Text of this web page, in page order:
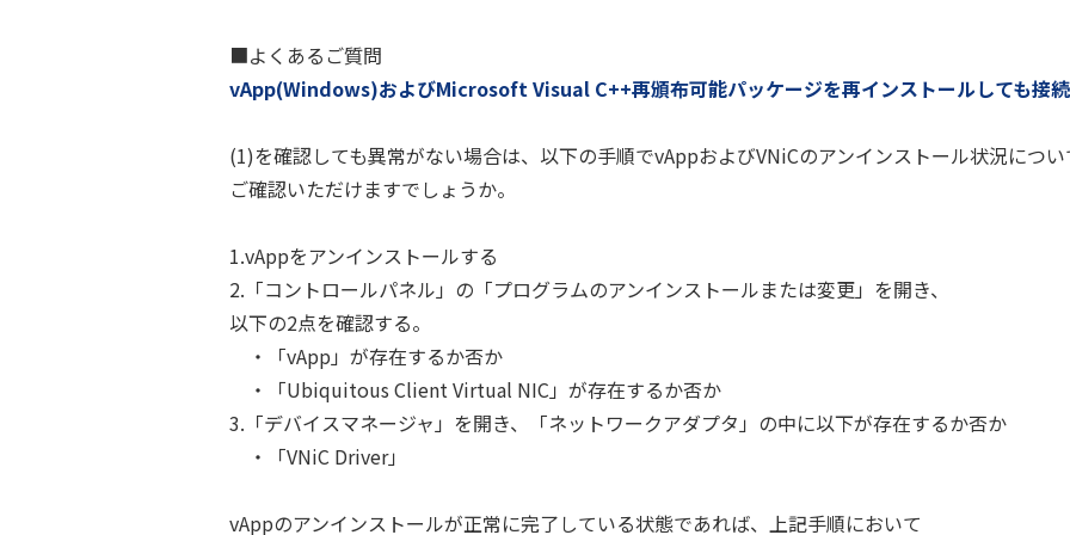
■よくあるご質問
vApp(Windows)およびMicrosoft Visual C++再頒布可能パッケージを再インストールしても接続
(1)を確認しても異常がない場合は、以下の手順でvAppおよびVNiCのアンインストール状況につい
ご確認いただけますでしょうか。
1.vAppをアンインストールする
2.「コントロールパネル」の「プログラムのアンインストールまたは変更」を開き、
以下の2点を確認する。
・「vApp」が存在するか否か
・「Ubiquitous Client Virtual NIC」が存在するか否か
3.「デバイスマネージャ」を開き、「ネットワークアダプタ」の中に以下が存在するか否か
・「VNiC Driver」
vAppのアンインストールが正常に完了している状態であれば、上記手順において